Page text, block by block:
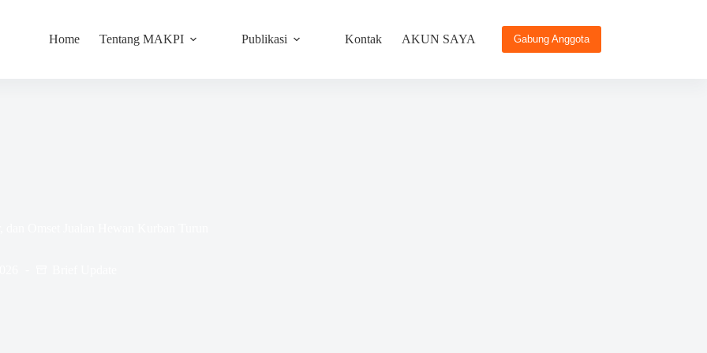
Home Tentang MAKPI Publikasi Kontak AKUN SAYA Gabung Anggota